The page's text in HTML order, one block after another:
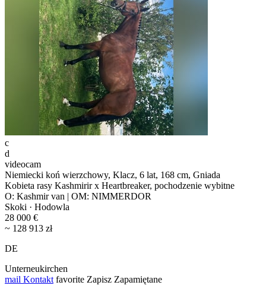
c
d
videocam
Niemiecki koń wierzchowy, Klacz, 6 lat, 168 cm, Gniada
Kobieta rasy Kashmirir x Heartbreaker, pochodzenie wybitne
O: Kashmir van | OM: NIMMERDOR
Skoki · Hodowla
28 000 €
~ 128 913 zł
DE
Unterneukirchen
mail Kontakt favorite Zapisz Zapamiętane